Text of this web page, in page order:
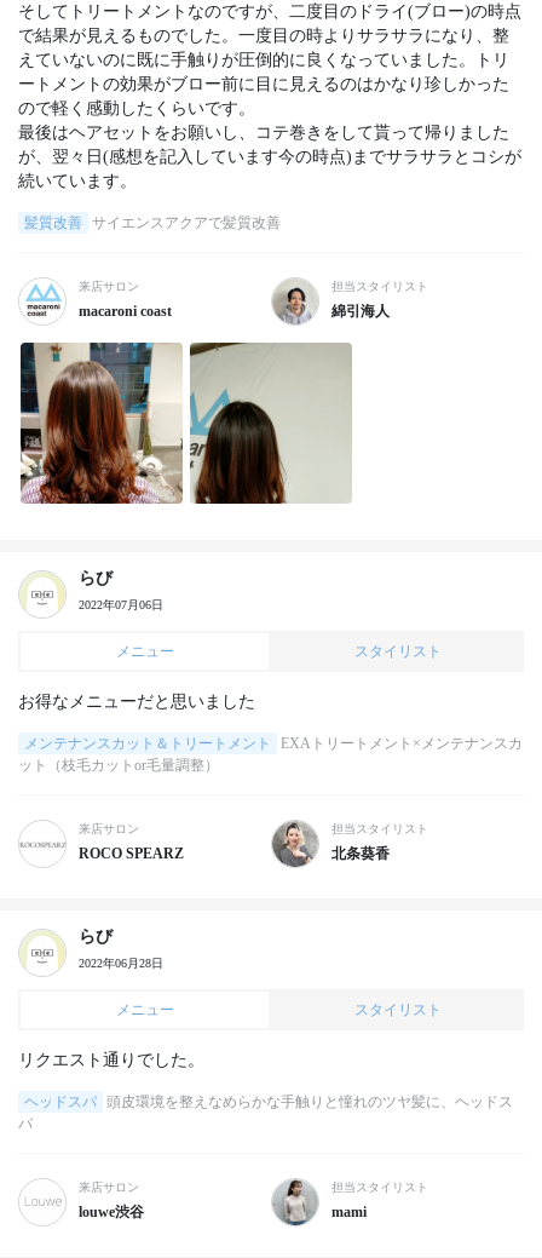
そしてトリートメントなのですが、二度目のドライ(ブロー)の時点
で結果が見えるものでした。一度目の時よりサラサラになり、整
えていないのに既に手触りが圧倒的に良くなっていました。トリ
ートメントの効果がブロー前に目に見えるのはかなり珍しかった
ので軽く感動したくらいです。
最後はヘアセットをお願いし、コテ巻きをして貰って帰りました
が、翌々日(感想を記入しています今の時点)までサラサラとコシが
続いています。
髪質改善 サイエンスアクアで髪質改善
来店サロン
macaroni coast
担当スタイリスト
綿引海人
らび
2022年07月06日
メニュー スタイリスト
お得なメニューだと思いました
メンテナンスカット＆トリートメント
EXAトリートメント×メンテナンスカ
ット（枝毛カットor毛量調整）
来店サロン
ROCO SPEARZ
担当スタイリスト
北条葵香
らび
2022年06月28日
メニュー スタイリスト
リクエスト通りでした。
ヘッドスパ 頭皮環境を整えなめらかな手触りと憧れのツヤ髪に、ヘッドス
パ
来店サロン
louwe渋谷
担当スタイリスト
mami